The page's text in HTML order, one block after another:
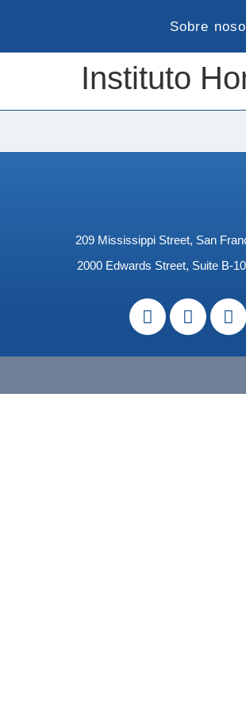
Sobre
Instituto
209 Mississippi Street, San
2000 Edwards Street, Suite B-